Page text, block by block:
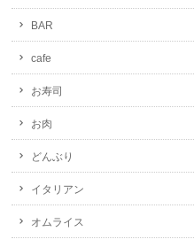
BAR
cafe
お寿司
お肉
どんぶり
イタリアン
オムライス